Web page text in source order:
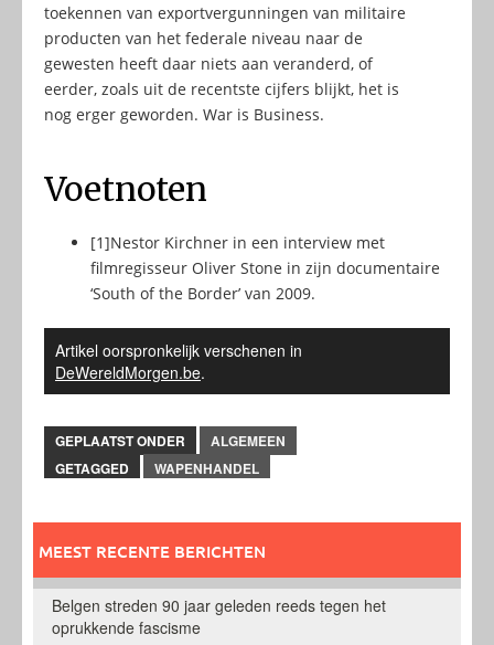
toekennen van exportvergunningen van militaire
producten van het federale niveau naar de
gewesten heeft daar niets aan veranderd, of
eerder, zoals uit de recentste cijfers blijkt, het is
nog erger geworden. War is Business.
Voetnoten
[1]Nestor Kirchner in een interview met
filmregisseur Oliver Stone in zijn documentaire
‘South of the Border’ van 2009.
Artikel oorspronkelijk verschenen in
DeWereldMorgen.be.
GEPLAATST ONDER
ALGEMEEN
GETAGGED
WAPENHANDEL
MEEST RECENTE BERICHTEN
Belgen streden 90 jaar geleden reeds tegen het
oprukkende fascisme